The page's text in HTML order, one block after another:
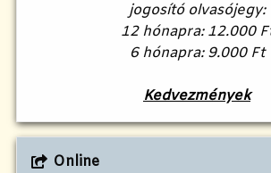
jogosító olvasójegy:
12 hónapra: 12.000
6 hónapra: 9.000 Ft
Kedvezmények
Online